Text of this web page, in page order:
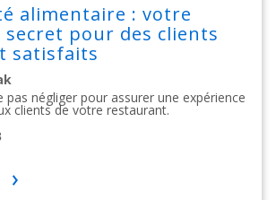
alimentaire : votre
pour des clients
satisfaits
pas négliger pour assurer une expérience
clients de votre restaurant.​​​​​​​